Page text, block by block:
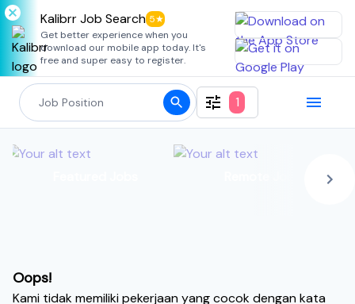
Kalibrr Job Search 5★
Get better experience when you
download our mobile app today. It's
free and super easy to register.
1
Oops!
Kami tidak memiliki pekerjaan yang cocok dengan kata